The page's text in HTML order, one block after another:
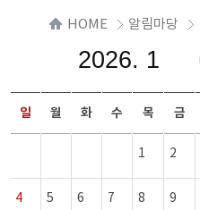
HOME 알림마당
2026. 1
일 월 화 수 목 금
1 2
4
5
6 7 8 9